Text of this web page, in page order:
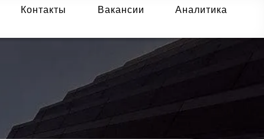
Контакты Вакансии Аналитика